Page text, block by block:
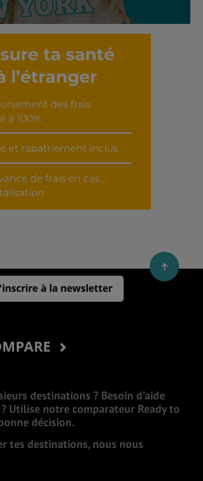
cet interview
à la newsletter
destinations ? Besoin d’aide
Utilise notre comparateur Ready to
décision.
tes destinations, nous nous